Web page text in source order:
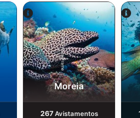
Alamy-WaterFrame
Moreia
267Avistamentos